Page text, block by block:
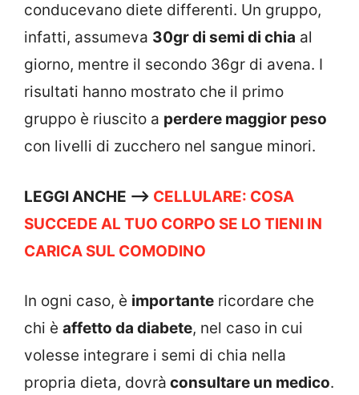
conducevano diete differenti. Un gruppo,
infatti, assumeva 30gr di semi di chia al
giorno, mentre il secondo 36gr di avena. I
risultati hanno mostrato che il primo
gruppo è riuscito a perdere maggior peso
con livelli di zucchero nel sangue minori.
LEGGI ANCHE –> CELLULARE: COSA
SUCCEDE AL TUO CORPO SE LO TIENI IN
CARICA SUL COMODINO
In ogni caso, è importante ricordare che
chi è affetto da diabete, nel caso in cui
volesse integrare i semi di chia nella
propria dieta, dovrà consultare un medico.